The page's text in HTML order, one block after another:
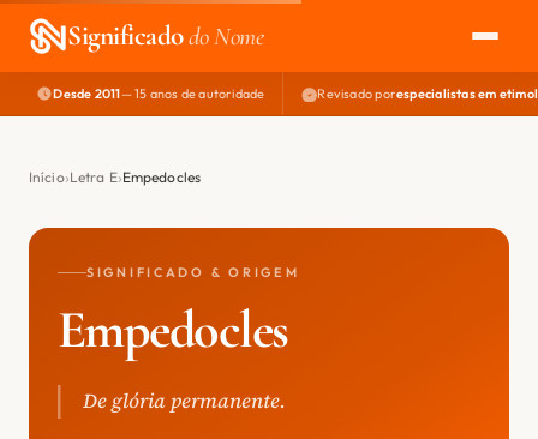
Significadodo Nome
EXPLORAR
NOME PERFEITO
Desde 2011— 15 anos de autoridade Revisado porespecialistas em
Início Letra E Empedocles
SIGNIFICADO & ORIGEM
Empedocles
De glória permanente.